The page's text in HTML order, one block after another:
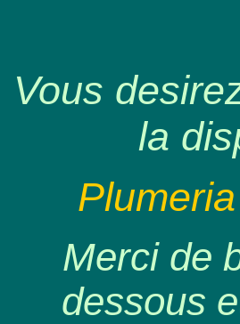
Vous
la
Merci de
dessous